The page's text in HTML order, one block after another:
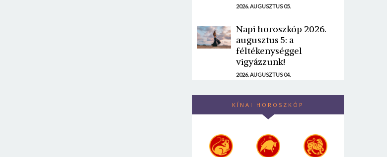
2026. AUGUSZTUS 05.
Napi horoszkóp 2026.
augusztus 5: a
féltékenységgel
vigyázzunk!
2026. AUGUSZTUS 04.
KÍNAI HOROSZKÓP